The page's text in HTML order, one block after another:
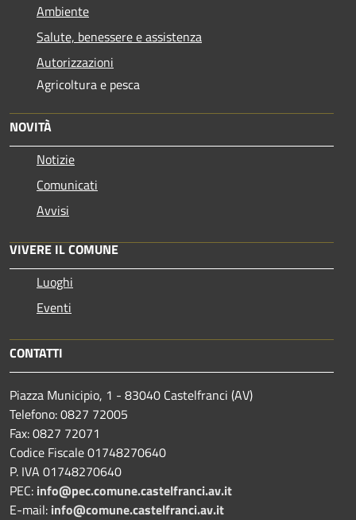
Ambiente
Salute, benessere e assistenza
Autorizzazioni
Agricoltura e pesca
NOVITÀ
Notizie
Comunicati
Avvisi
VIVERE IL COMUNE
Luoghi
Eventi
CONTATTI
Piazza Municipio, 1 - 83040 Castelfranci (AV)
Telefono: 0827 72005
Fax: 0827 72071
Codice Fiscale 01748270640
P. IVA 01748270640
PEC: info@pec.comune.castelfranci.av.it
E-mail: info@comune.castelfranci.av.it